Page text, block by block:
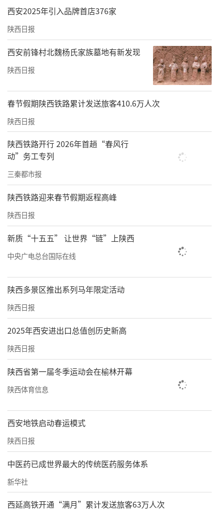
西安2025年引入品牌首店376家
陕西日报
西安前锋村北魏杨氏家族墓地有新发现
陕西日报
春节假期陕西铁路累计发送旅客410.6万人次
陕西日报
陕西铁路开行 2026年首趟“春风行
动”务工专列
三秦都市报
陕西铁路迎来春节假期返程高峰
陕西日报
新质“十五五” 让世界“链”上陕西
中央广电总台国际在线
陕西多景区推出系列马年限定活动
陕西日报
2025年西安进出口总值创历史新高
陕西日报
陕西省第一届冬季运动会在榆林开幕
陕西体育信息
西安地铁启动春运模式
陕西日报
中医药已成世界最大的传统医药服务体系
新华社
西延高铁开通“满月”累计发送旅客63万人次